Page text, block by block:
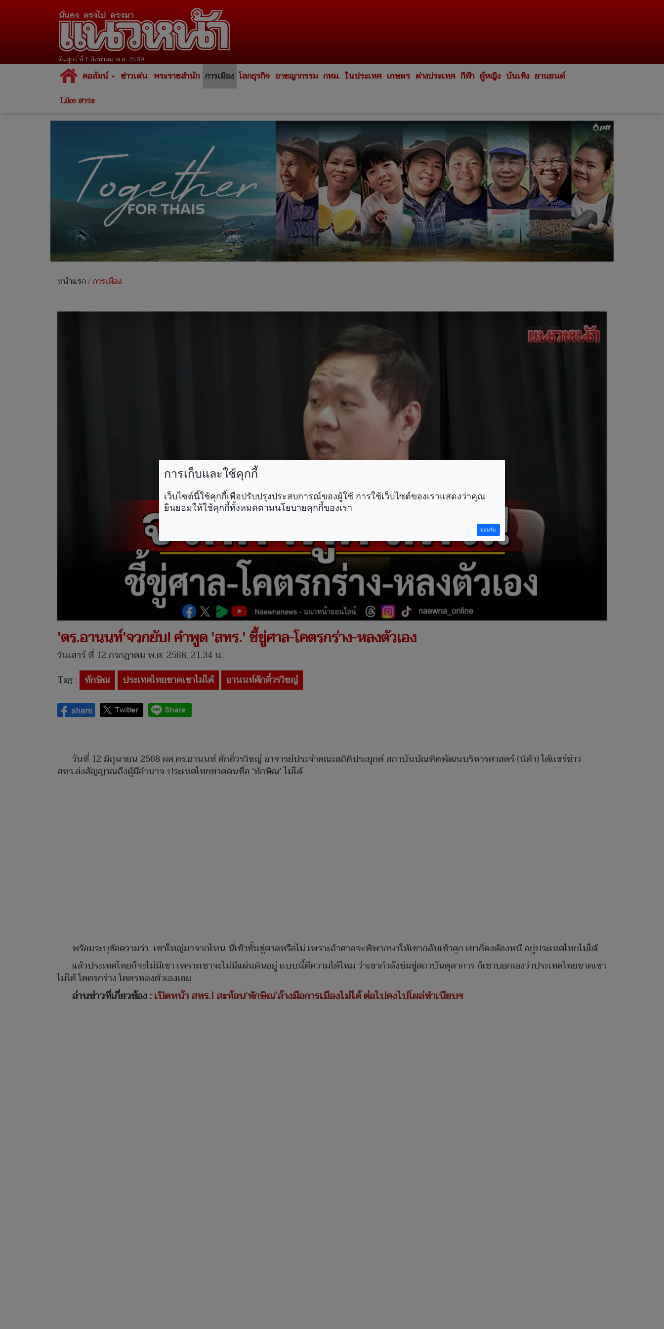
วันศุกร์ ที่ 7 สิงหาคม พ.ศ. 2569
คอลัมน์ ข่าวเด่น พระราชสำนัก การเมือง โลกธุรกิจ อาชญากรรม กทม. ในประเทศ เกษตร ต่างประเทศ กีฬา ผู้หญิง บันเทิง ยานยนต์
Like สาระ
หน้าแรก/การเมือง
'ดร.อานนท์'จวกยับ! คำพูด 'สทร.' ชี้ขู่ศาล-โคตรกร่าง-หลงตัวเอง
วันเสาร์ ที่ 12 กรกฎาคม พ.ศ. 2568, 21.34 น.
Tag : ทักษิณ ประเทศไทยขาดเขาไม่ได้ อานนท์ศักดิ์วรวิชญ์
วันที่ 12 มิถุนายน 2568 ผศ.ดร.อานนท์ ศักดิ์วรวิชญ์ อาจารย์ประจำคณะสถิติประยุกต์ สถาบันบัณฑิตพัฒนบริหารศาสตร์ (นิด้า) ได้แชร์ข่าว
สทร.ส่งสัญญาณถึงผู้มีอำนาจ ประเทศไทยขาดคนชื่อ 'ทักษิณ' ไม่ได้
พร้อมระบุข้อความว่า เขาใหญ่มาจากไหน นี่เข้าขั้นขู่ศาลหรือไม่ เพราะถ้าศาลจะพิพากษาให้เขากลับเข้าคุก เขาก็คงต้องหนี อยู่ประเทศไทยไม่ได้
แล้วประเทศไทยก็จะไม่มีเขา เพราะเขาจะไม่มีแผ่นดินอยู่ แบบนี้ตีความได้ไหม ว่าเขากำลังข่มขู่สถาบันตุลาการ ก็เขาบอกเองว่าประเทศไทยขาดเขา
ไม่ได้ โคตรกร่าง โคตรหลงตัวเองเลย
อ่านข่าวที่เกี่ยวข้อง :เปิดหน้า สทร.! สะท้อน‘ทักษิณ’ล้างมือการเมืองไม่ได้ ต่อไปคงไปโผล่ทำเนียบฯ
การเก็บและใช้คุกกี้
เว็บไซต์นี้ใช้คุกกี้เพื่อปรับปรุงประสบการณ์ของผู้ใช้ การใช้เว็บไซต์ของเราแสดงว่าคุณ
ยินยอมให้ใช้คุกกี้ทั้งหมดตามนโยบายคุกกี้ของเรา
ยอมรับ